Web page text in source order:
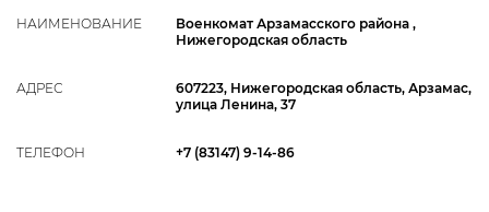
НАИМЕНОВАНИЕ
Военкомат Арзамасского района ,
Нижегородская область
АДРЕС
607223, Нижегородская область, Арзамас,
улица Ленина, 37
ТЕЛЕФОН +7 (83147) 9-14-86